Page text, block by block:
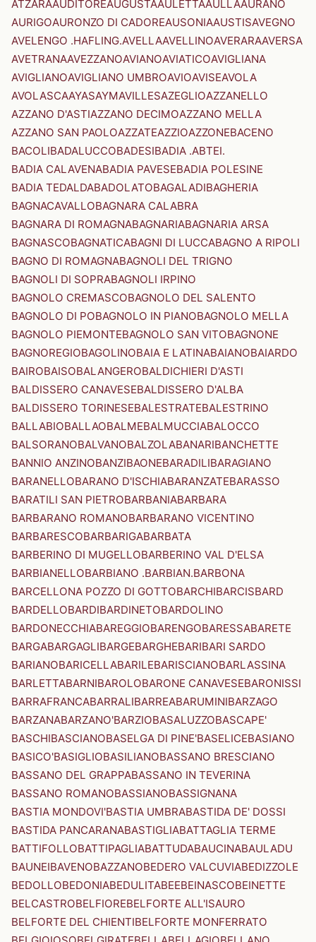
ATZARAAUDITOREAUGUSTAAULETTAAULLAAURANO
AURIGOAURONZO DI CADOREAUSONIAAUSTISAVEGNO
AVELENGO .HAFLING.AVELLAAVELLINOAVERARAAVERSA
AVETRANAAVEZZANOAVIANOAVIATICOAVIGLIANA
AVIGLIANOAVIGLIANO UMBROAVIOAVISEAVOLA
AVOLASCAAYASAYMAVILLESAZEGLIOAZZANELLO
AZZANO D'ASTIAZZANO DECIMOAZZANO MELLA
AZZANO SAN PAOLOAZZATEAZZIOAZZONEBACENO
BACOLIBADALUCCOBADESIBADIA .ABTEI.
BADIA CALAVENABADIA PAVESEBADIA POLESINE
BADIA TEDALDABADOLATOBAGALADIBAGHERIA
BAGNACAVALLOBAGNARA CALABRA
BAGNARA DI ROMAGNABAGNARIABAGNARIA ARSA
BAGNASCOBAGNATICABAGNI DI LUCCABAGNO A RIPOLI
BAGNO DI ROMAGNABAGNOLI DEL TRIGNO
BAGNOLI DI SOPRABAGNOLI IRPINO
BAGNOLO CREMASCOBAGNOLO DEL SALENTO
BAGNOLO DI POBAGNOLO IN PIANOBAGNOLO MELLA
BAGNOLO PIEMONTEBAGNOLO SAN VITOBAGNONE
BAGNOREGIOBAGOLINOBAIA E LATINABAIANOBAIARDO
BAIROBAISOBALANGEROBALDICHIERI D'ASTI
BALDISSERO CANAVESEBALDISSERO D'ALBA
BALDISSERO TORINESEBALESTRATEBALESTRINO
BALLABIOBALLAOBALMEBALMUCCIABALOCCO
BALSORANOBALVANOBALZOLABANARIBANCHETTE
BANNIO ANZINOBANZIBAONEBARADILIBARAGIANO
BARANELLOBARANO D'ISCHIABARANZATEBARASSO
BARATILI SAN PIETROBARBANIABARBARA
BARBARANO ROMANOBARBARANO VICENTINO
BARBARESCOBARBARIGABARBATA
BARBERINO DI MUGELLOBARBERINO VAL D'ELSA
BARBIANELLOBARBIANO .BARBIAN.BARBONA
BARCELLONA POZZO DI GOTTOBARCHIBARCISBARD
BARDELLOBARDIBARDINETOBARDOLINO
BARDONECCHIABAREGGIOBARENGOBARESSABARETE
BARGABARGAGLIBARGEBARGHEBARIBARI SARDO
BARIANOBARICELLABARILEBARISCIANOBARLASSINA
BARLETTABARNIBAROLOBARONE CANAVESEBARONISSI
BARRAFRANCABARRALIBARREABARUMINIBARZAGO
BARZANABARZANO'BARZIOBASALUZZOBASCAPE'
BASCHIBASCIANOBASELGA DI PINE'BASELICEBASIANO
BASICO'BASIGLIOBASILIANOBASSANO BRESCIANO
BASSANO DEL GRAPPABASSANO IN TEVERINA
BASSANO ROMANOBASSIANOBASSIGNANA
BASTIA MONDOVI'BASTIA UMBRABASTIDA DE' DOSSI
BASTIDA PANCARANABASTIGLIABATTAGLIA TERME
BATTIFOLLOBATTIPAGLIABATTUDABAUCINABAULADU
BAUNEIBAVENOBAZZANOBEDERO VALCUVIABEDIZZOLE
BEDOLLOBEDONIABEDULITABEEBEINASCOBEINETTE
BELCASTROBELFIOREBELFORTE ALL'ISAURO
BELFORTE DEL CHIENTIBELFORTE MONFERRATO